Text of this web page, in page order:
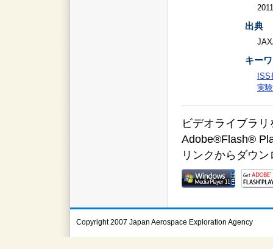
出典
キー
実験
ビデオライブラ
Adobe®Flash®
リンクからダウ
Copyright 2007 Japan Aerospace Exploration Agency